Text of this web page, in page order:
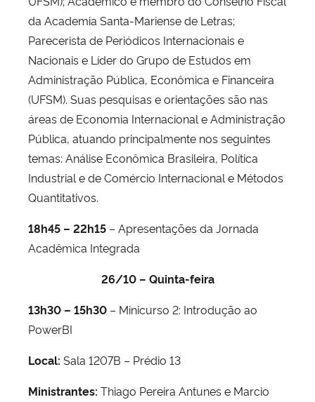
da Academia Santa-Mariense de Letras;
Parecerista de Periódicos Internacionais e
Nacionais e Líder do Grupo de Estudos em
Administração Pública, Econômica e Financeira
(UFSM). Suas pesquisas e orientações são nas
áreas de Economia Internacional e Administração
Pública, atuando principalmente nos seguintes
temas: Análise Econômica Brasileira, Política
Industrial e de Comércio Internacional e Métodos
Quantitativos.
18h45 – 22h15 – Apresentações da Jornada
Acadêmica Integrada
26/10 – Quinta-feira
13h30 – 15h30 – Minicurso 2: Introdução ao
PowerBI
Local: Sala 1207B – Prédio 13
Ministrantes: Thiago Pereira Antunes e Marcio